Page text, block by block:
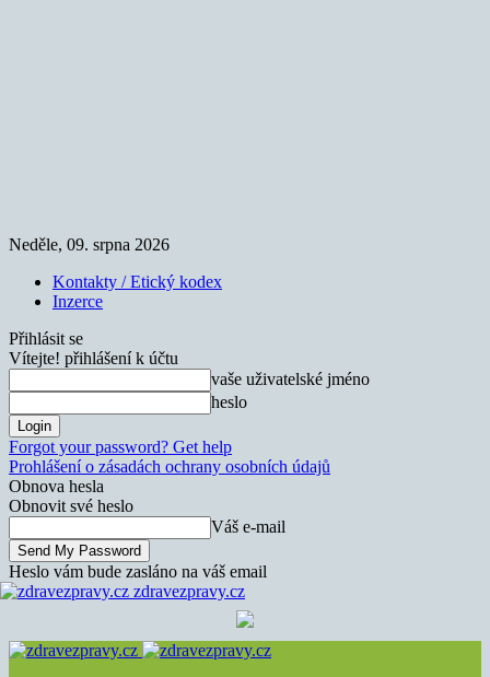
Neděle, 09. srpna 2026
Kontakty / Etický kodex
Inzerce
Přihlásit se
Vítejte! přihlášení k účtu
vaše uživatelské jméno
heslo
Forgot your password? Get help
Prohlášení o zásadách ochrany osobních údajů
Obnova hesla
Obnovit své heslo
Váš e-mail
Heslo vám bude zasláno na váš email
zdravezpravy.cz